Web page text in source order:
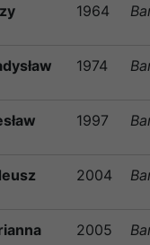
1964
1974
1997
2004
2005